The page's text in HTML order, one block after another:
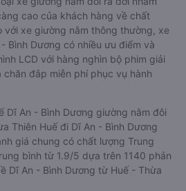
cao của khách hàng về chất
với xe giường nằm thông thường, xe
Bình Dương có nhiều ưu điểm và
LCD với hàng nghìn bộ phim giải
đắp miễn phí phục vụ hành
Dĩ An - Bình Dương giường nằm đôi
Thiên Huế đi Dĩ An - Bình Dương
giá chung có chất lượng Trung
bình từ 1.9/5 dựa trên 1140 phản
Dĩ An - Bình Dương từ Huế - Thừa